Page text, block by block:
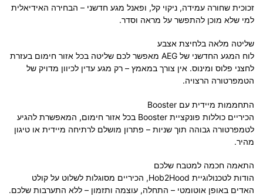
זכוכית שחורה עמידה, ניקוי קל, ופאנל מגע חדשני – הבחירה האידיאלית
למי שלא מוכן להתפשר על מראה וסדר.
שליטה מלאה בלחיצת אצבע
לוח המגע החדשני של AEG מאפשר לכם שליטה בכל אזור חימום בעזרת
לחצני פלוס ומינוס. אין צורך במאמץ – רק מגע עדין לכיוון מדויק של
הטמפרטורה הרצויה.
התחממות מיידית עם Booster
הכיריים כוללות פונקציית Booster בכל אזור חימום, המאפשרת להגיע
לטמפרטורה גבוהה תוך שניות – פתרון מושלם לרתיחה מיידית או טיגון
מהיר.
התאמה חכמה למטבח שלכם
הודות לטכנולוגיית Hob2Hood, הכיריים מסוגלות לשלוט על קולט
האדים באופן אוטומטי – התחלה, עוצמה ותזמון – ללא התערבות שלכם.